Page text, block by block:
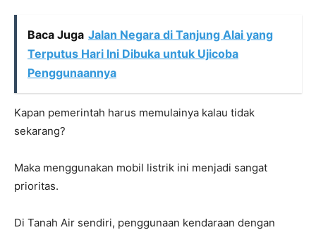
Baca Juga Jalan Negara di Tanjung Alai yang
Terputus Hari Ini Dibuka untuk Ujicoba
Penggunaannya
Kapan pemerintah harus memulainya kalau tidak
sekarang?
Maka menggunakan mobil listrik ini menjadi sangat
prioritas.
Di Tanah Air sendiri, penggunaan kendaraan dengan